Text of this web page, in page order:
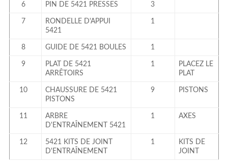
6 PIN DE 5421 PRESSES 3
7
RONDELLE D'APPUI
5421
1
8 GUIDE DE 5421 BOULES 1
9
PLAT DE 5421
ARRÊTOIRS
1
PLACEZ LE
PLAT
10
CHAUSSURE DE 5421
PISTONS
9 PISTONS
11
ARBRE
D'ENTRAÎNEMENT 5421
1 AXES
12
5421 KITS DE JOINT
D'ENTRAÎNEMENT
1
KITS DE
JOINT